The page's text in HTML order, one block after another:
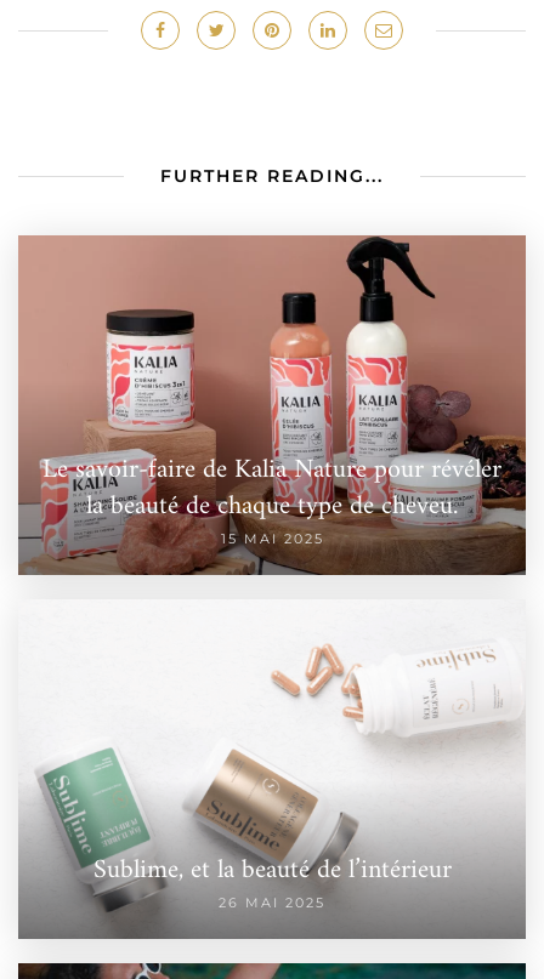
FURTHER READING...
Le savoir-faire de Kalia Nature pour révéler
la beauté de chaque type de cheveu.
15 MAI 2025
Sublime, et la beauté de l’intérieur
26 MAI 2025